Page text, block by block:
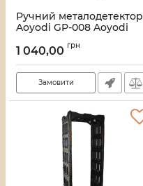
Ручний металодетектор
Aoyodi GP-008 Aoyodi
Артикул:13_10332/8600
1 040,00 грн
Замовити